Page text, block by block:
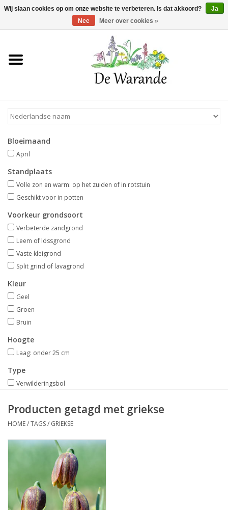
Winkelwagen >0 Artikelen - €0,00
Home
Voorjaarsbloeiers
Zomerbloeiers
Herfstbloeiers
Aanbiedingen
Bodemverbetering
Overige producten
Advies
Onze tuinen!
Sterke Bollen Dagen
Nieuws
Bloeimaand
April
Standplaats
Volle zon en warm: op het zuiden of in rotstuin
Geschikt voor in potten
Voorkeur grondsoort
Verbeterde zandgrond
Leem of lössgrond
Vaste kleigrond
Split grind of lavagrond
Kleur
Geel
Groen
Bruin
Hoogte
Laag: onder 25 cm
Type
Verwilderingsbol
Producten getagd met griekse
HOME/TAGS/ GRIEKSE
Wij slaan cookies op om onze website te verbeteren. Is dat akkoord?
Ja
Nee
Meer over cookies »